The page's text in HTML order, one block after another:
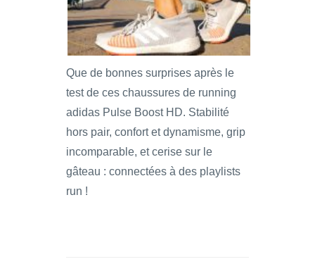
Que de bonnes surprises après le
test de ces chaussures de running
adidas Pulse Boost HD. Stabilité
hors pair, confort et dynamisme, grip
incomparable, et cerise sur le
gâteau : connectées à des playlists
run !